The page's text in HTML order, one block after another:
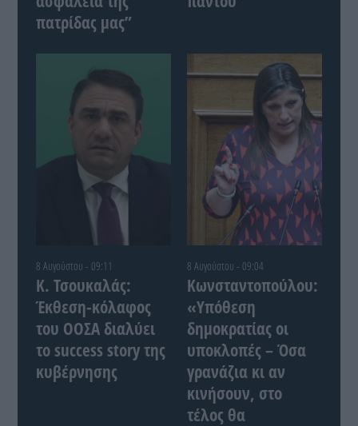
πατρίδας μας”
8 Αυγούστου - 09:11
Κ. Τσουκαλάς:
Έκθεση-κόλαφος
του ΟΟΣΑ διαλύει
το success story της
κυβέρνησης
8 Αυγούστου - 09:04
Κωνσταντοπούλου:
«Υπόθεση
δημοκρατίας οι
υποκλοπές – Όσα
γρανάζια κι αν
κινήσουν, στο
τέλος θα